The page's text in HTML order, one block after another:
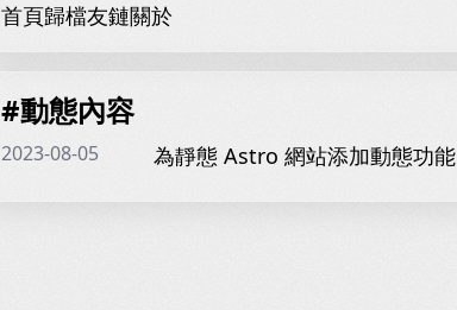
首頁歸檔友鏈關於
#動態內容
2023-08-05 為靜態 Astro 網站添加動態功能